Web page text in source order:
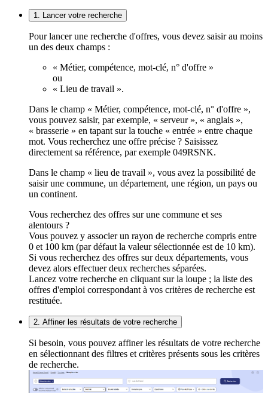
1. Lancer votre recherche
Pour lancer une recherche d'offres, vous devez saisir au moins
un des deux champs :
« Métier, compétence, mot-clé, n° d'offre »
ou
« Lieu de travail ».
Dans le champ « Métier, compétence, mot-clé, n° d'offre »,
vous pouvez saisir, par exemple, « serveur », « anglais »,
« brasserie » en tapant sur la touche « entrée » entre chaque
mot. Vous recherchez une offre précise ? Saisissez
directement sa référence, par exemple 049RSNK.
Dans le champ « lieu de travail », vous avez la possibilité de
saisir une commune, un département, une région, un pays ou
un continent.
Vous recherchez des offres sur une commune et ses
alentours ?
Vous pouvez y associer un rayon de recherche compris entre
0 et 100 km (par défaut la valeur sélectionnée est de 10 km).
Si vous recherchez des offres sur deux départements, vous
devez alors effectuer deux recherches séparées.
Lancez votre recherche en cliquant sur la loupe ; la liste des
offres d'emploi correspondant à vos critères de recherche est
restituée.
2. Affiner les résultats de votre recherche
Si besoin, vous pouvez affiner les résultats de votre recherche
en sélectionnant des filtres et critères présents sous les critères
de recherche.